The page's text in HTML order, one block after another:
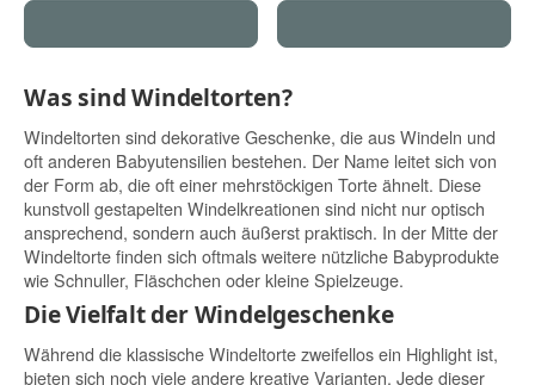
Was sind Windeltorten?
Windeltorten sind dekorative Geschenke, die aus Windeln und
oft anderen Babyutensilien bestehen. Der Name leitet sich von
der Form ab, die oft einer mehrstöckigen Torte ähnelt. Diese
kunstvoll gestapelten Windelkreationen sind nicht nur optisch
ansprechend, sondern auch äußerst praktisch. In der Mitte der
Windeltorte finden sich oftmals weitere nützliche Babyprodukte
wie Schnuller, Fläschchen oder kleine Spielzeuge.
Die Vielfalt der Windelgeschenke
Während die klassische Windeltorte zweifellos ein Highlight ist,
bieten sich noch viele andere kreative Varianten. Jede dieser